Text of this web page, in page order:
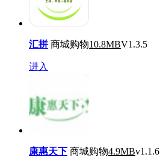
汇拼 商城购物10.8MBV1.3.5
进入
康惠天下 商城购物4.9MBv1.1.6